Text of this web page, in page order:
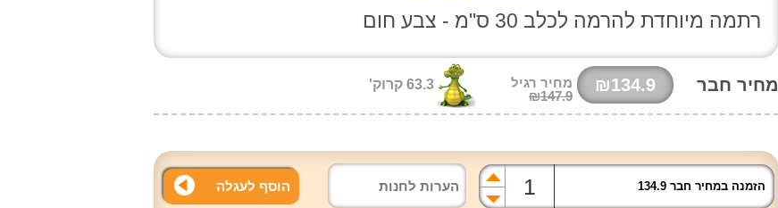
רתמה מיוחדת להרמה לכלב 30 ס"מ - צבע חום
מחיר חבר ₪134.9
מחיר רגיל
₪147.9
63.3 קרוק'
הזמנה במחיר חבר 134.9 הוסף לעגלה